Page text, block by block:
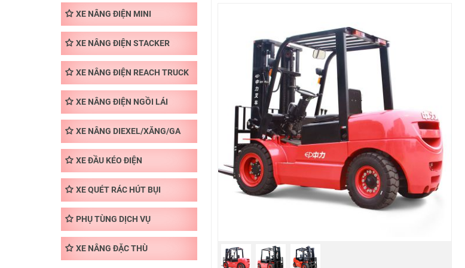
XE NÂNG ĐIỆN MINI
XE NÂNG ĐIỆN STACKER
XE NÂNG ĐIỆN REACH TRUCK
XE NÂNG ĐIỆN NGỒI LÁI
XE NÂNG DIEXEL/XĂNG/GA
XE ĐẦU KÉO ĐIỆN
XE QUÉT RÁC HÚT BỤI
PHỤ TÙNG DỊCH VỤ
XE NÂNG ĐẶC THÙ